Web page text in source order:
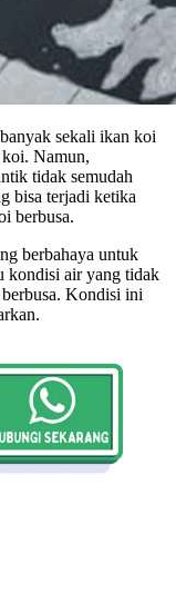
sekali ikan koi
Namun,
tidak semudah
bisa terjadi ketika
berbusa.
berbahaya untuk
kondisi air yang tidak
Kondisi ini